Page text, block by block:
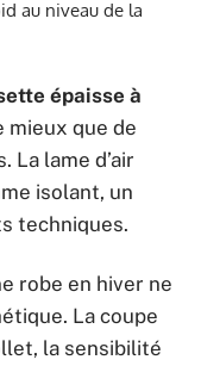
au niveau de la
épaisse à
mieux que de
La lame d’air
isolant, un
techniques.
robe en hiver ne
La coupe
la sensibilité